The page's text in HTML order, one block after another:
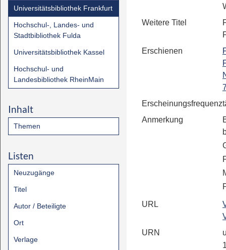
Universitätsbibliothek Frankfurt
Hochschul-, Landes- und
Stadtbibliothek Fulda
Universitätsbibliothek Kassel
Hochschul- und
Landesbibliothek RheinMain
Inhalt
Themen
Listen
Neuzugänge
Titel
Autor / Beteiligte
Ort
Verlage
Weitere Titel
Erschienen
Erscheinungsfrequenz
Anmerkung
URL
URN